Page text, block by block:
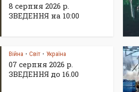
8 серпня 2026 р.
ЗВЕДЕННЯ на 10:00
Війна • Світ • Україна
07 серпня 2026 р.
ЗВЕДЕННЯ до 16.00